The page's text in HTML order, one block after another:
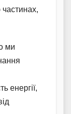
ми
енергії,